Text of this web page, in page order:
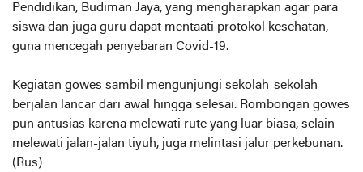
Pendidikan, Budiman Jaya, yang mengharapkan agar para
siswa dan juga guru dapat mentaati protokol kesehatan,
guna mencegah penyebaran Covid-19.
Kegiatan gowes sambil mengunjungi sekolah-sekolah
berjalan lancar dari awal hingga selesai. Rombongan gowes
pun antusias karena melewati rute yang luar biasa, selain
melewati jalan-jalan tiyuh, juga melintasi jalur perkebunan.
(Rus)